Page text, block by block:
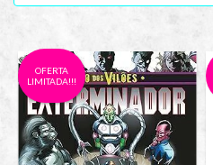
OFERTA
LIMITADA!!!